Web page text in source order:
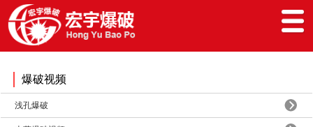
爆破视频
浅孔爆破